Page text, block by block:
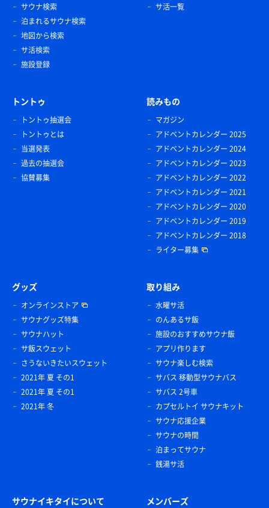
サウナ検索
泊まれるサウナ検索
地図から検索
サ活検索
施設登録
サ活一覧
トントゥ
トントゥ抽選会
トントゥとは
当選発表
過去の抽選会
協賛募集
読みもの
マガジン
アドベントカレンダー 2025
アドベントカレンダー 2024
アドベントカレンダー 2023
アドベントカレンダー 2022
アドベントカレンダー 2021
アドベントカレンダー 2020
アドベントカレンダー 2019
アドベントカレンダー 2018
ライター募集
グッズ
オンラインストア
サウナグッズ特集
サウナハット
サ飯スウェット
さうないきたいスウェット
2021年 夏 その1
2021年 夏 その1
2021年 冬
取り組み
水曜サ活
のんあるサ飯
施設のおすすめサウナ飯
アプリ作ります
サウナ楽しむ検索
サバス 移動型サウナバス
サバス 2号車
カプセルトイ サウナキット
サウナ応援企業
サウナの時間
泊まってサウナ
銭湯サ活
サウナイキタイについて メンバーズ